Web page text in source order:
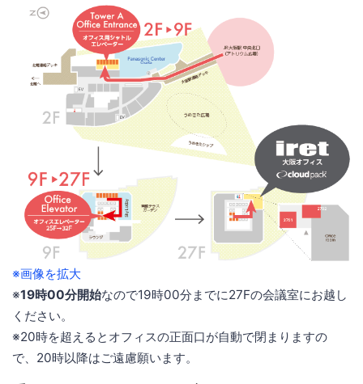
※画像を拡大
※19時00分開始なので19時00分までに27Fの会議室にお越し
ください。
※20時を超えるとオフィスの正面口が自動で閉まりますの
で、20時以降はご遠慮願います。